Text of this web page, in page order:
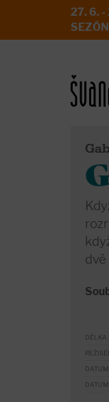
27. 6. -
DÉLKA
DATUM
DATUM